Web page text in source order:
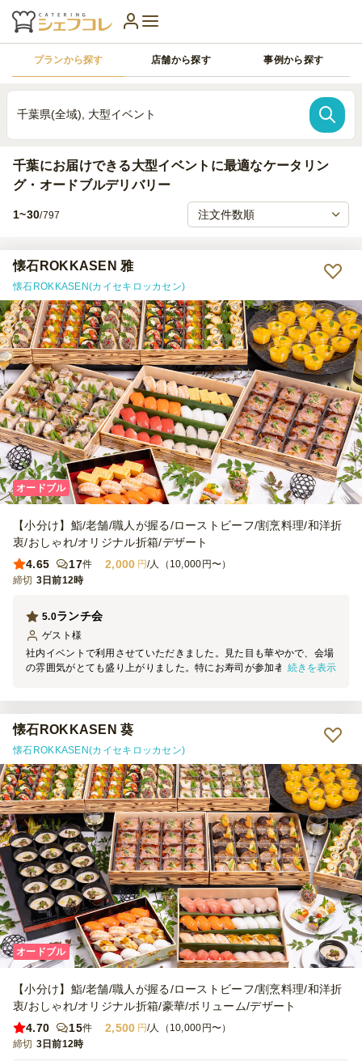
プランから探す 店舗から探す 事例から探す
千葉県(全域), 大型イベント
千葉にお届けできる大型イベントに最適なケータリン
グ・オードブルデリバリー
1~30/797
懐石ROKKASEN 雅
懐石ROKKASEN(カイセキロッカセン)
オードブル
【小分け】鮨/老舗/職人が握る/ローストビーフ/割烹料理/和洋折
衷/おしゃれ/オリジナル折箱/デザート
4.65
17件 2,000 円/人（10,000円〜）
締切 3日前12時
ランチ会
5.0
ゲスト 様
社内イベントで利用させていただきました。見た目も華やかで、会場
の雰囲気がとても盛り上がりました。特にお寿司が参加者の皆さまに
りがとうございました。
続きを表示
懐石ROKKASEN 葵
懐石ROKKASEN(カイセキロッカセン)
オードブル
【小分け】鮨/老舗/職人が握る/ローストビーフ/割烹料理/和洋折
衷/おしゃれ/オリジナル折箱/豪華/ボリューム/デザート
4.70
15件 2,500 円/人（10,000円〜）
締切 3日前12時